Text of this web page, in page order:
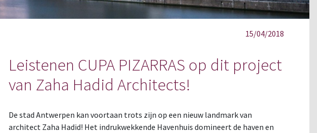
15/04/2018
Leistenen CUPA PIZARRAS op dit project
van Zaha Hadid Architects!
De stad Antwerpen kan voortaan trots zijn op een nieuw landmark van
architect Zaha Hadid! Het indrukwekkende Havenhuis domineert de haven en